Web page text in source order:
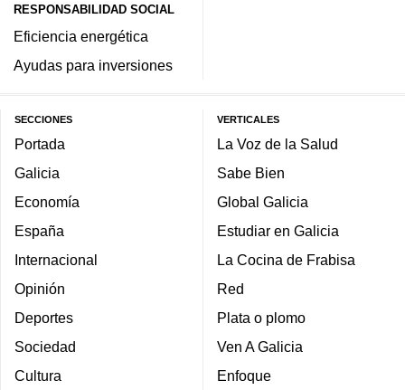
RESPONSABILIDAD SOCIAL
Eficiencia energética
Ayudas para inversiones
SECCIONES
Portada
Galicia
Economía
España
Internacional
Opinión
Deportes
Sociedad
Cultura
VERTICALES
La Voz de la Salud
Sabe Bien
Global Galicia
Estudiar en Galicia
La Cocina de Frabisa
Red
Plata o plomo
Ven A Galicia
Enfoque